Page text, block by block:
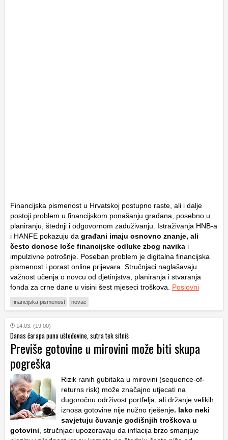
Financijska pismenost u Hrvatskoj postupno raste, ali i dalje
postoji problem u financijskom ponašanju građana, posebno u
planiranju, štednji i odgovornom zaduživanju. Istraživanja HNB-a
i HANFE pokazuju da građani imaju osnovno znanje, ali
često donose loše financijske odluke zbog navika i
impulzivne potrošnje. Poseban problem je digitalna financijska
pismenost i porast online prijevara. Stručnjaci naglašavaju
važnost učenja o novcu od djetinjstva, planiranja i stvaranja
fonda za crne dane u visini šest mjeseci troškova. Poslovni
financijska pismenost novac
14.03. (19:00)
Danas čarapa puna ušteđevine, sutra tek sitniš
Previše gotovine u mirovini može biti skupa
pogreška
Rizik ranih gubitaka u mirovini (sequence-of-
returns risk) može značajno utjecati na
dugoročnu održivost portfelja, ali držanje velikih
iznosa gotovine nije nužno rješenje. Iako neki
savjetuju čuvanje godišnjih troškova u
gotovini , stručnjaci upozoravaju da inflacija brzo smanjuje